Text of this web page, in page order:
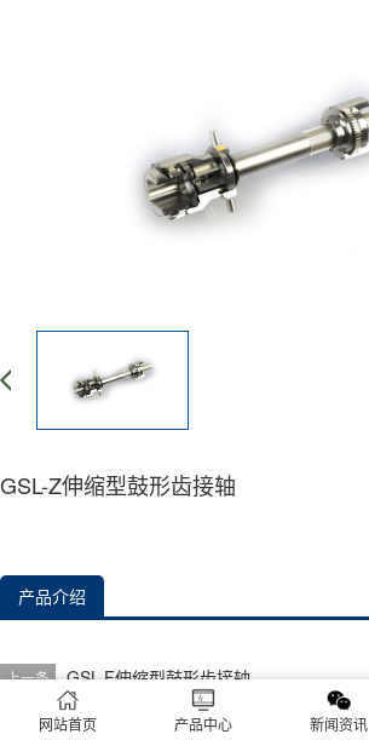
GSL-Z伸缩型鼓形齿接轴
产品介绍
上一条 GSL-F伸缩型鼓形齿接轴
下一条 NGCLZ带制动轮型鼓形齿式联轴器
网站首页 产品中心 新闻资讯